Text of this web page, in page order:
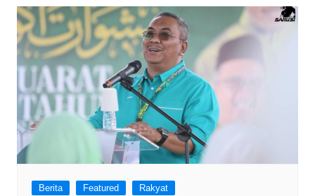
Berita Featured Rakyat